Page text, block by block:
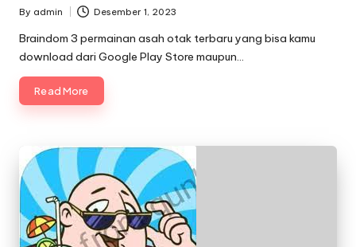
Posted
by
By admin Desember 1, 2023
Braindom 3 permainan asah otak terbaru yang bisa kamu
download dari Google Play Store maupun…
Read More